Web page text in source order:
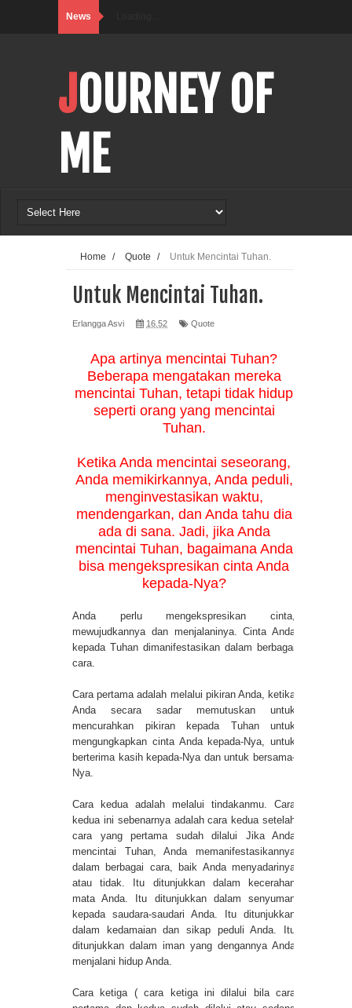
News
JOURNEY OF
ME
Home / Quote / Untuk Mencintai Tuhan.
Untuk Mencintai Tuhan.
Erlangga Asvi 16.52 Quote
Apa artinya mencintai Tuhan?
Beberapa mengatakan mereka
mencintai Tuhan, tetapi tidak hidup
seperti orang yang mencintai
Tuhan.
Ketika Anda mencintai seseorang,
Anda memikirkannya, Anda peduli,
menginvestasikan waktu,
mendengarkan, dan Anda tahu dia
ada di sana. Jadi, jika Anda
mencintai Tuhan, bagaimana Anda
bisa mengekspresikan cinta Anda
kepada-Nya?
Anda perlu mengekspresikan cinta,
mewujudkannya dan menjalaninya. Cinta Anda
kepada Tuhan dimanifestasikan dalam berbagai
cara.
Cara pertama adalah melalui pikiran Anda, ketika
Anda secara sadar memutuskan untuk
mencurahkan pikiran kepada Tuhan untuk
mengungkapkan cinta Anda kepada-Nya, untuk
berterima kasih kepada-Nya dan untuk bersama-
Nya.
Cara kedua adalah melalui tindakanmu. Cara
kedua ini sebenarnya adalah cara kedua setelah
cara yang pertama sudah dilalui Jika Anda
mencintai Tuhan, Anda memanifestasikannya
dalam berbagai cara, baik Anda menyadarinya
atau tidak. Itu ditunjukkan dalam kecerahan
mata Anda. Itu ditunjukkan dalam senyuman
kepada saudara-saudari Anda. Itu ditunjukkan
dalam kedamaian dan sikap peduli Anda. Itu
ditunjukkan dalam iman yang dengannya Anda
menjalani hidup Anda.
Cara ketiga ( cara ketiga ini dilalui bila cara